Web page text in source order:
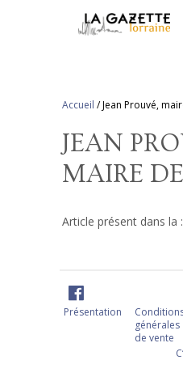
Accueil /Jean Prouvé,
JEAN
MAIRE
Article présent dans la :
Présentation
générales
de vente